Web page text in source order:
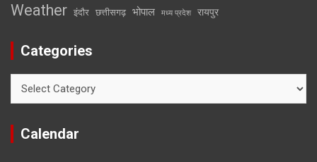
Weather इंदौर छत्तीसगढ़ भोपाल मध्य प्रदेश रायपुर
Categories
Calendar